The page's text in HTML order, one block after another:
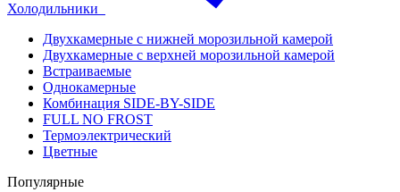
Холодильники
Двухкамерные с нижней морозильной камерой
Двухкамерные с верхней морозильной камерой
Встраиваемые
Однокамерные
Комбинация SIDE-BY-SIDE
FULL NO FROST
Термоэлектрический
Цветные
Популярные